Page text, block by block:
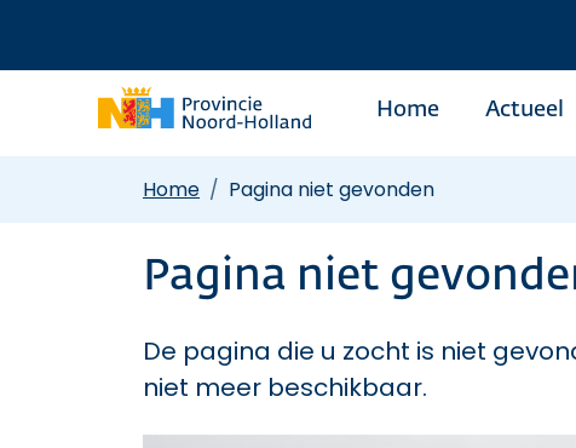
Home Actueel
Home Pagina niet gevonden
Pagina niet
De pagina die u zocht is niet
niet meer beschikbaar.